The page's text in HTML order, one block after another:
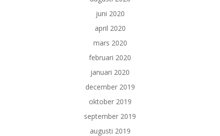
juni 2020
april 2020
mars 2020
februari 2020
januari 2020
december 2019
oktober 2019
september 2019
augusti 2019